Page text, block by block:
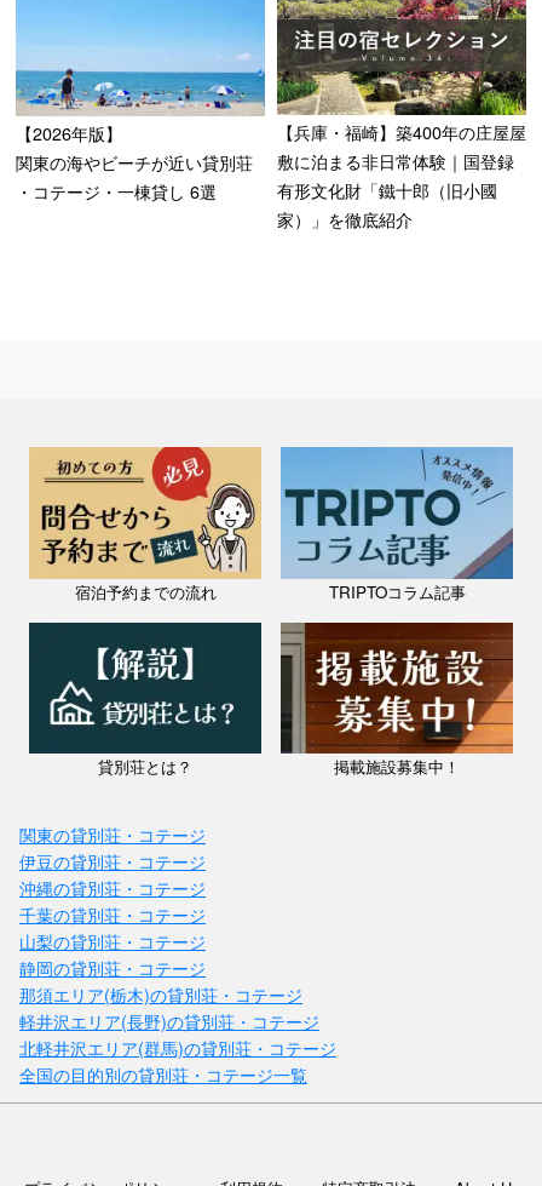
【2026年版】
関東の海やビーチが近い貸別荘
・コテージ・一棟貸し 6選
【兵庫・福崎】築400年の庄屋屋
敷に泊まる非日常体験｜国登録
有形文化財「鐵十郎（旧小國
家）」を徹底紹介
宿泊予約までの流れ TRIPTOコラム記事
貸別荘とは？ 掲載施設募集中！
関東の貸別荘・コテージ
伊豆の貸別荘・コテージ
沖縄の貸別荘・コテージ
千葉の貸別荘・コテージ
山梨の貸別荘・コテージ
静岡の貸別荘・コテージ
那須エリア(栃木)の貸別荘・コテージ
軽井沢エリア(長野)の貸別荘・コテージ
北軽井沢エリア(群馬)の貸別荘・コテージ
全国の目的別の貸別荘・コテージ一覧